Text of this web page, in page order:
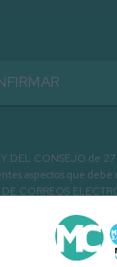
CONSEJO de
aspectos que
CORREOS